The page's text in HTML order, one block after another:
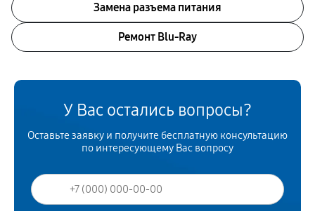
Замена разъема питания
Ремонт Blu-Ray
У Вас остались вопросы?
Оставьте заявку и получите бесплатную консультацию
по интересующему Вас вопросу